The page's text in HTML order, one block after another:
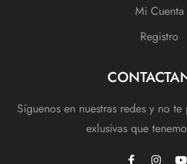
Mi Cuenta
Registro
Síguenos en nuestras redes y no
exlusivas que